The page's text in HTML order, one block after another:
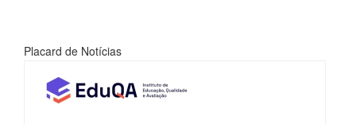
Placard de Notícias